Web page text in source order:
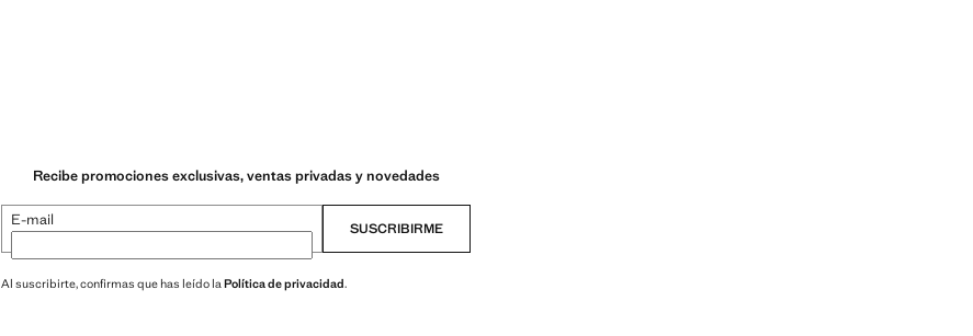
Recibe promociones exclusivas, ventas privadas y novedades
E-mail SUSCRIBIRME
Al suscribirte, confirmas que has leído laPolítica de privacidad.